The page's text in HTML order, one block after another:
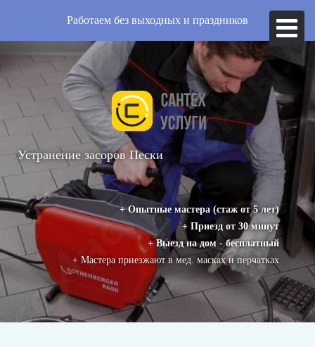
Работаем без выходных и праздников
Устранение засоров Пески
+ Опытные мастера (стаж от 5 лет)
+ Приезд от 30 минут
+ Выезд на дом - бесплатный
+ Мастера приезжают в мед. масках и перчатках